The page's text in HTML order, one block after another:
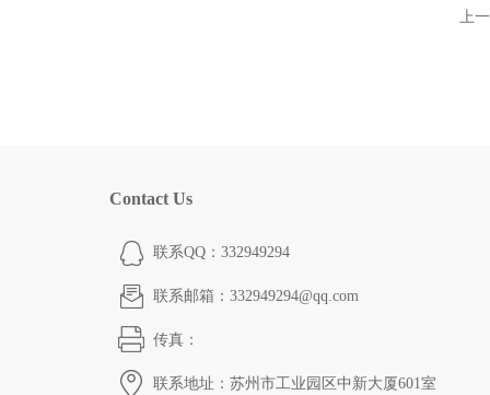
上
Contact Us
联系QQ：332949294
联系邮箱：332949294@qq.com
传真：
联系地址：苏州市工业园区中新大厦601室